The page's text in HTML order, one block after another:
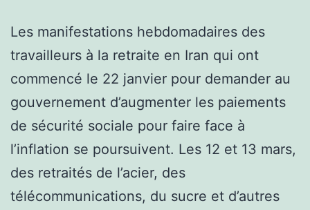
Les manifestations hebdomadaires des
travailleurs à la retraite en Iran qui ont
commencé le 22 janvier pour demander au
gouvernement d’augmenter les paiements
de sécurité sociale pour faire face à
l’inflation se poursuivent. Les 12 et 13 mars,
des retraités de l’acier, des
télécommunications, du sucre et d’autres